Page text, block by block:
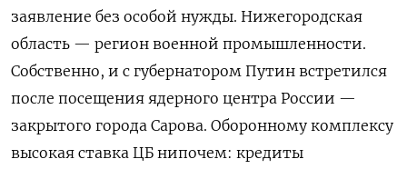
заявление без особой нужды. Нижегородская
область — регион военной промышленности.
Собственно, и с губернатором Путин встретился
после посещения ядерного центра России —
закрытого города Сарова. Оборонному комплексу
высокая ставка ЦБ нипочем: кредиты